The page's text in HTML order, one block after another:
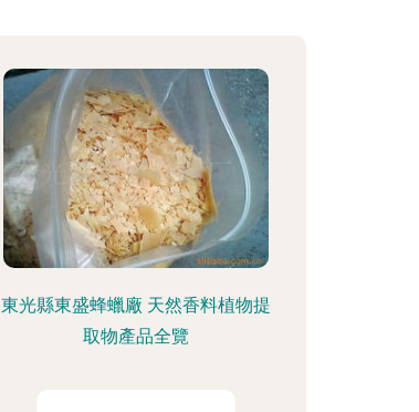
東光縣東盛蜂蠟廠 天然香料植物提
取物產品全覽